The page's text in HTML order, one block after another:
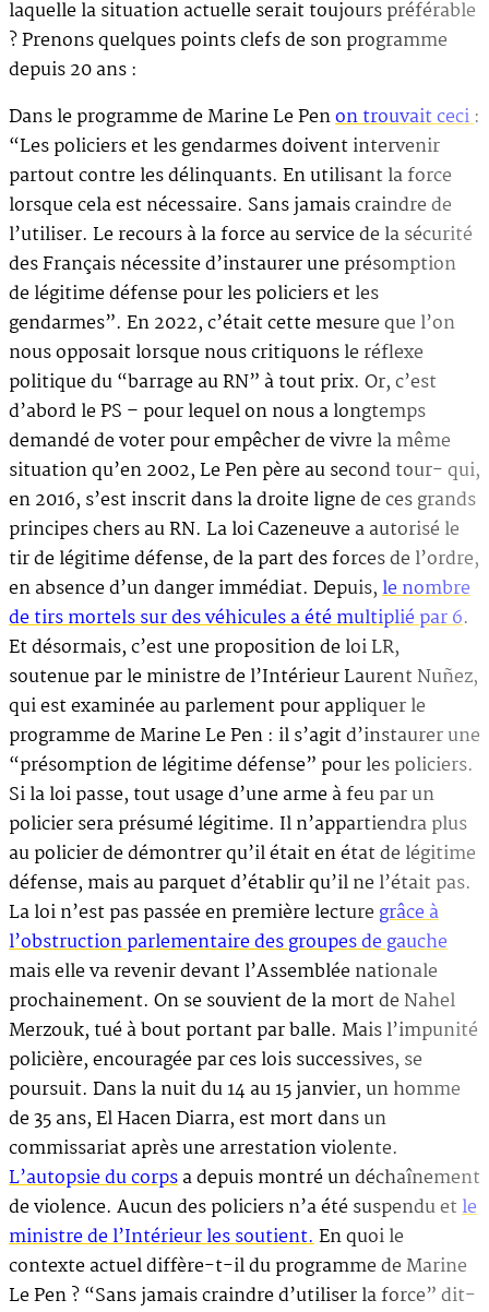
laquelle la situation actuelle serait toujours préférable
? Prenons quelques points clefs de son programme
depuis 20 ans :
Dans le programme de Marine Le Penon trouvait ceci:
“Les policiers et les gendarmes doivent intervenir
partout contre les délinquants. En utilisant la force
lorsque cela est nécessaire. Sans jamais craindre de
l’utiliser. Le recours à la force au service de la sécurité
des Français nécessite d’instaurer une présomption
de légitime défense pour les policiers et les
gendarmes”. En 2022, c’était cette mesure que l’on
nous opposait lorsque nous critiquons le réflexe
politique du “barrage au RN” à tout prix. Or, c’est
d’abord le PS – pour lequel on nous a longtemps
demandé de voter pour empêcher de vivre la même
situation qu’en 2002, Le Pen père au second tour- qui,
en 2016, s’est inscrit dans la droite ligne de ces grands
principes chers au RN. La loi Cazeneuve a autorisé le
tir de légitime défense, de la part des forces de l’ordre,
en absence d’un danger immédiat. Depuis,le nombre
de tirs mortels sur des véhicules a été multiplié par 6.
Et désormais, c’est une proposition de loi LR,
soutenue par le ministre de l’Intérieur Laurent Nuñez,
qui est examinée au parlement pour appliquer le
programme de Marine Le Pen : il s’agit d’instaurer une
“présomption de légitime défense” pour les policiers.
Si la loi passe, tout usage d’une arme à feu par un
policier sera présumé légitime. Il n’appartiendra plus
au policier de démontrer qu’il était en état de légitime
défense, mais au parquet d’établir qu’il ne l’était pas.
La loi n’est pas passée en première lecturegrâce à
l’obstruction parlementaire des groupes de gauche
mais elle va revenir devant l’Assemblée nationale
prochainement. On se souvient de la mort de Nahel
Merzouk, tué à bout portant par balle. Mais l’impunité
policière, encouragée par ces lois successives, se
poursuit. Dans la nuit du 14 au 15 janvier, un homme
de 35 ans, El Hacen Diarra, est mort dans un
commissariat après une arrestation violente.
L’autopsie du corpsa depuis montré un déchaînement
de violence. Aucun des policiers n’a été suspendu etle
ministre de l’Intérieur les soutient.En quoi le
contexte actuel diffère-t-il du programme de Marine
Le Pen ? “Sans jamais craindre d’utiliser la force” dit-